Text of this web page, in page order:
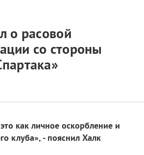
о расовой
со стороны
как личное оскорбление и
клуба», - пояснил Халк